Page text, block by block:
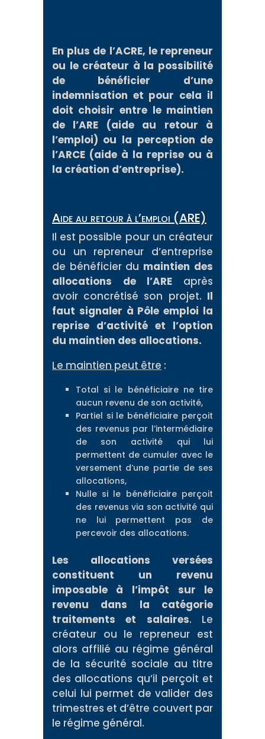
En plus de l’ACRE, le repreneur
ou le créateur à la possibilité
de bénéficier d’une
indemnisation et pour cela il
doit choisir entre le maintien
de l’ARE (aide au retour à
l’emploi) ou la perception de
l’ARCE (aide à la reprise ou à
la création d’entreprise).
Aide au retour à l’emploi (ARE)
Il est possible pour un créateur
ou un repreneur d’entreprise
de bénéficier du maintien des
allocations de l’ARE après
avoir concrétisé son projet. Il
faut signaler à Pôle emploi la
reprise d’activité et l’option
du maintien des allocations.
Le maintien peut être :
Total si le bénéficiaire ne tire
aucun revenu de son activité,
Partiel si le bénéficiaire perçoit
des revenus par l’intermédiaire
de son activité qui lui
permettent de cumuler avec le
versement d’une partie de ses
allocations,
Nulle si le bénéficiaire perçoit
des revenus via son activité qui
ne lui permettent pas de
percevoir des allocations.
Les allocations versées
constituent un revenu
imposable à l’impôt sur le
revenu dans la catégorie
traitements et salaires. Le
créateur ou le repreneur est
alors affilié au régime général
de la sécurité sociale au titre
des allocations qu’il perçoit et
celui lui permet de valider des
trimestres et d’être couvert par
le régime général.